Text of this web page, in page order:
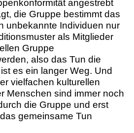
angestrebt
die Gruppe bestimmt das
unbekannte Individuen nur
als Mitglieder
Gruppe
also das Tun die
es ein langer Weg. Und
vielfachen kulturellen
Menschen sind immer noch
die Gruppe und erst
gemeinsame Tun